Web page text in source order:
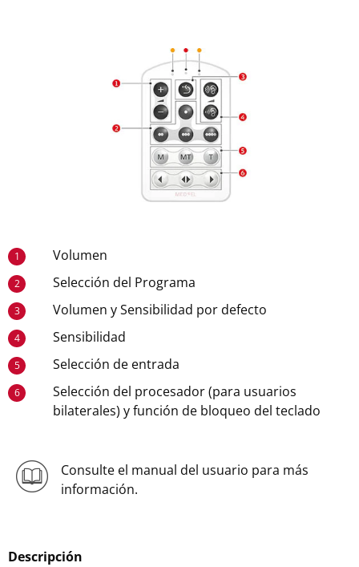
1 Volumen
2 Selección del Programa
3 Volumen y Sensibilidad por defecto
4 Sensibilidad
5 Selección de entrada
6
Selección del procesador (para usuarios
bilaterales) y función de bloqueo del teclado
Consulte el manual del usuario para más
información.
Descripción